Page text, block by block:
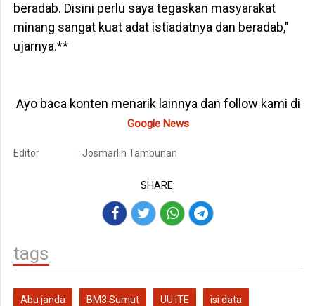
beradab. Disini perlu saya tegaskan masyarakat
minang sangat kuat adat istiadatnya dan beradab,"
ujarnya.**
Ayo baca konten menarik lainnya dan follow kami di
Google News
Editor : Josmarlin Tambunan
SHARE:
tags
Abu janda BM3 Sumut UU ITE isi data